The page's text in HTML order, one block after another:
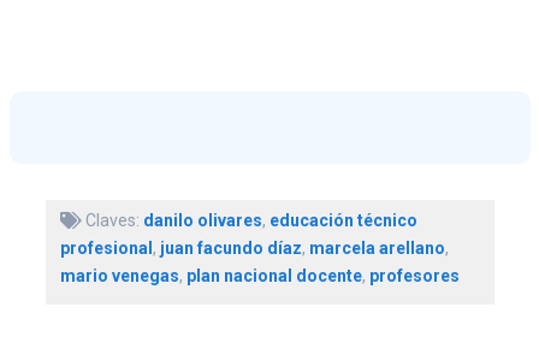
Claves: danilo olivares, educación técnico
profesional, juan facundo díaz, marcela arellano,
mario venegas, plan nacional docente, profesores